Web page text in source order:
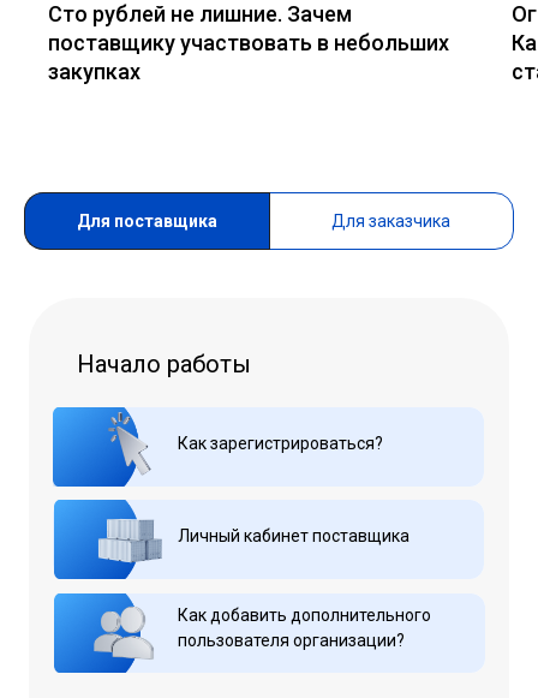
Сто рублей не лишние. Зачем
поставщику участвовать в небольших
закупках
Для поставщика Для заказчика
Начало работы
Личный кабинет поставщика
Как добавить дополнительного
пользователя организации?
Как зарегистрироваться?